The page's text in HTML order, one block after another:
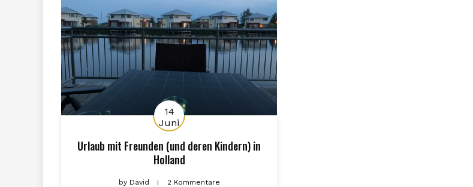
14
Juni
Urlaub mit Freunden (und deren Kindern) in
Holland
byDavid 2 Kommentare